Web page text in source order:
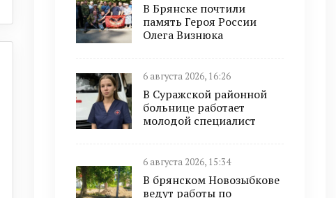
В Брянске почтили
память Героя России
Олега Визнюка
6 августа 2026, 16:26
В Суражской районной
больнице работает
молодой специалист
6 августа 2026, 15:34
В брянском Новозыбкове
ведут работы по